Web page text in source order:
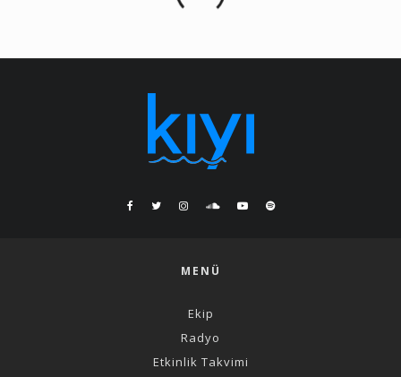
MENÜ
Ekip
Radyo
Etkinlik Takvimi